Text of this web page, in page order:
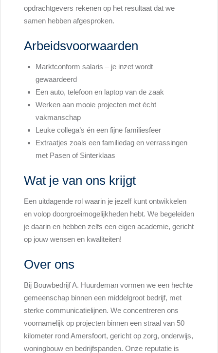
opdrachtgevers rekenen op het resultaat dat we
samen hebben afgesproken.
Arbeidsvoorwaarden
Marktconform salaris – je inzet wordt
gewaardeerd
Een auto, telefoon en laptop van de zaak
Werken aan mooie projecten met écht
vakmanschap
Leuke collega’s én een fijne familiesfeer
Extraatjes zoals een familiedag en verrassingen
met Pasen of Sinterklaas
Wat je van ons krijgt
Een uitdagende rol waarin je jezelf kunt ontwikkelen
en volop doorgroeimogelijkheden hebt. We begeleiden
je daarin en hebben zelfs een eigen academie, gericht
op jouw wensen en kwaliteiten!
Over ons
Bij Bouwbedrijf A. Huurdeman vormen we een hechte
gemeenschap binnen een middelgroot bedrijf, met
sterke communicatielijnen. We concentreren ons
voornamelijk op projecten binnen een straal van 50
kilometer rond Amersfoort, gericht op zorg, onderwijs,
woningbouw en bedrijfspanden. Onze reputatie is